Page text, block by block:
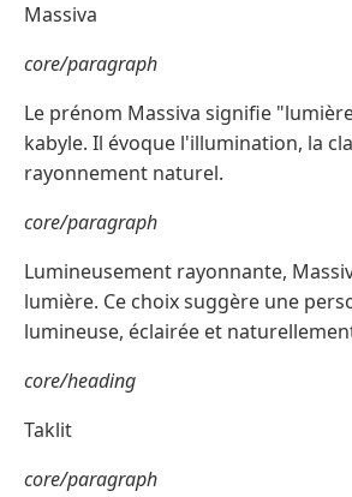
Massiva
core/paragraph
Le prénom Massiva signifie
kabyle. Il évoque l'illumination, la
rayonnement naturel.
core/paragraph
Lumineusement rayonnante,
lumière. Ce choix suggère une
lumineuse, éclairée et
core/heading
Taklit
core/paragraph